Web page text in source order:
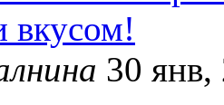
вкусом!
30 янв,